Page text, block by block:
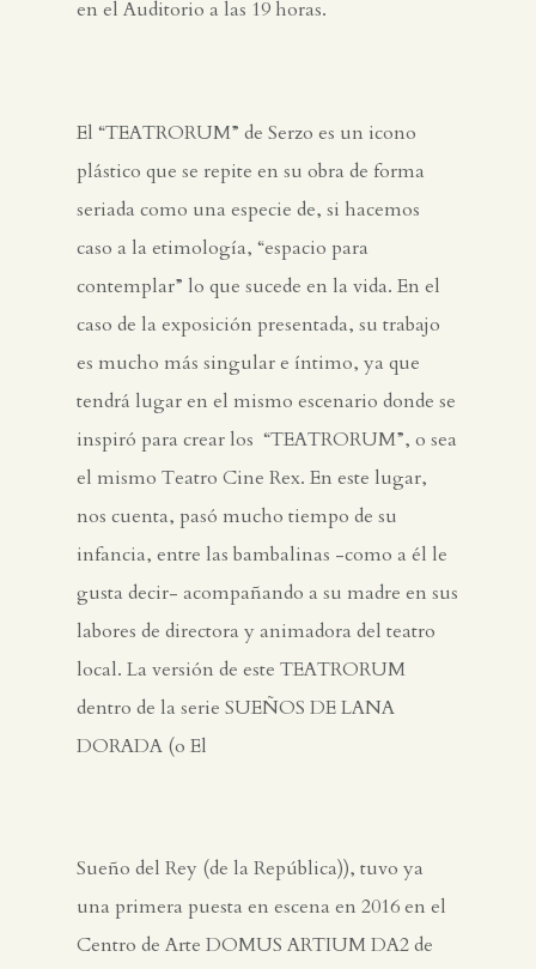
en el Auditorio a las 19 horas.
El “TEATRORUM” de Serzo es un icono
plástico que se repite en su obra de forma
seriada como una especie de, si hacemos
caso a la etimología, “espacio para
contemplar” lo que sucede en la vida. En el
caso de la exposición presentada, su trabajo
es mucho más singular e íntimo, ya que
tendrá lugar en el mismo escenario donde se
inspiró para crear los “TEATRORUM”, o sea
el mismo Teatro Cine Rex. En este lugar,
nos cuenta, pasó mucho tiempo de su
infancia, entre las bambalinas -como a él le
gusta decir- acompañando a su madre en sus
labores de directora y animadora del teatro
local. La versión de este TEATRORUM
dentro de la serie SUEÑOS DE LANA
DORADA (o El
Sueño del Rey (de la República)), tuvo ya
una primera puesta en escena en 2016 en el
Centro de Arte DOMUS ARTIUM DA2 de